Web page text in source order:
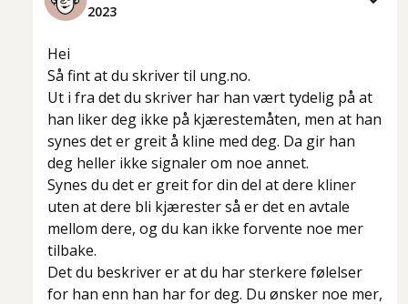
2023
Hei
Så fint at du skriver til ung.no.
Ut i fra det du skriver har han vært tydelig på at
han liker deg ikke på kjærestemåten, men at han
synes det er greit å kline med deg. Da gir han
deg heller ikke signaler om noe annet.
Synes du det er greit for din del at dere kliner
uten at dere bli kjærester så er det en avtale
mellom dere, og du kan ikke forvente noe mer
tilbake.
Det du beskriver er at du har sterkere følelser
for han enn han har for deg. Du ønsker noe mer,